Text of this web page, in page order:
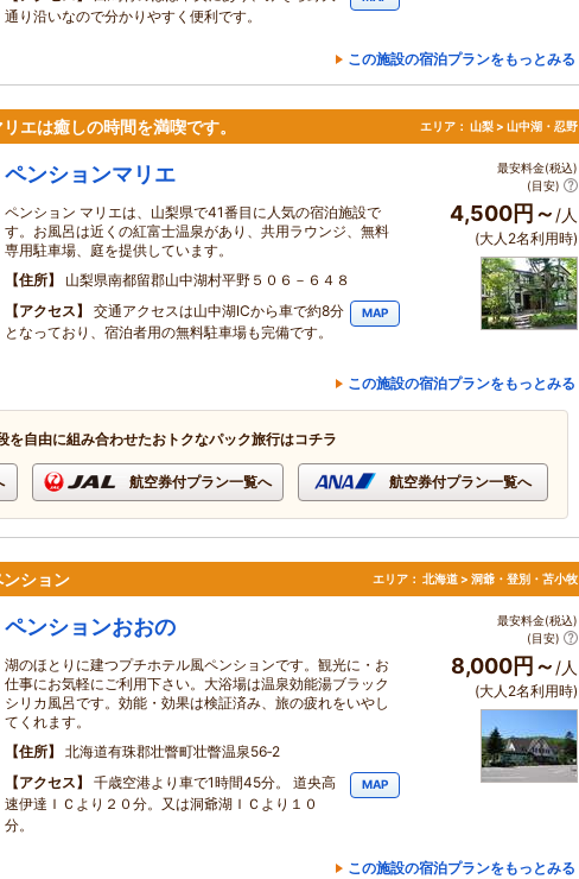
通り沿いなので分かりやすく便利です。
この施設の宿泊プランをもっとみる
エは癒しの時間を満喫です。 エリア： 山梨 > 山中湖・忍野
ペンションマリエ
ペンション マリエは、山梨県で41番目に人気の宿泊施設で
す。お風呂は近くの紅富士温泉があり、共用ラウンジ、無料
専用駐車場、庭を提供しています。
住所
山梨県南都留郡山中湖村平野５０６－６４８
アクセス
交通アクセスは山中湖ICから車で約8分
となっており、宿泊者用の無料駐車場も完備です。
MAP
最安料金(税込)
(目安)
4,500円～ /人
(大人2名利用時)
この施設の宿泊プランをもっとみる
を自由に組み合わせたおトクなパック旅行はコチラ
航空券付プラン一覧へ 航空券付プラン一覧へ
ション エリア： 北海道 > 洞爺・登別・苫小牧
ペンションおおの
湖のほとりに建つプチホテル風ペンションです。観光に・お
仕事にお気軽にご利用下さい。大浴場は温泉効能湯ブラック
シリカ風呂です。効能・効果は検証済み、旅の疲れをいやし
てくれます。
住所
北海道有珠郡壮瞥町壮瞥温泉56‐2
アクセス
千歳空港より車で1時間45分。 道央高
速伊達ＩＣより２０分。又は洞爺湖ＩＣより１０
分。
MAP
最安料金(税込)
(目安)
8,000円～ /人
(大人2名利用時)
この施設の宿泊プランをもっとみる